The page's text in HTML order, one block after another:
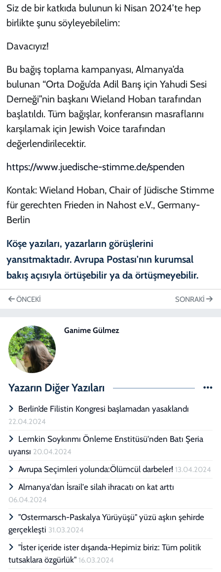
Siz de bir katkıda bulunun ki Nisan 2024’te hep
birlikte şunu söyleyebilelim:
Davacıyız!
Bu bağış toplama kampanyası, Almanya’da
bulunan “Orta Doğu’da Adil Barış için Yahudi Sesi
Derneği”nin başkanı Wieland Hoban tarafından
başlatıldı. Tüm bağışlar, konferansın masraflarını
karşılamak için Jewish Voice tarafından
değerlendirilecektir.
https://www.juedische-stimme.de/spenden
Kontak: Wieland Hoban, Chair of Jüdische Stimme
für gerechten Frieden in Nahost e.V., Germany-
Berlin
ÖNCEKI SONRAKI
Ganime Gülmez
Yazarın Diğer Yazıları
Berlin’de Filistin Kongresi başlamadan yasaklandı
22.04.2024
Lemkin Soykırımı Önleme Enstitüsü'nden Batı Şeria
uyarısı 20.04.2024
Avrupa Seçimleri yolunda:Ölümcül darbeler! 13.04.2024
Almanya'dan İsrail'e silah ihracatı on kat arttı
06.04.2024
"Ostermarsch-Paskalya Yürüyüşü" yüzü aşkın şehirde
gerçekleşti 31.03.2024
"İster içeride ister dışarıda-Hepimiz biriz: Tüm politik
tutsaklara özgürlük" 16.03.2024